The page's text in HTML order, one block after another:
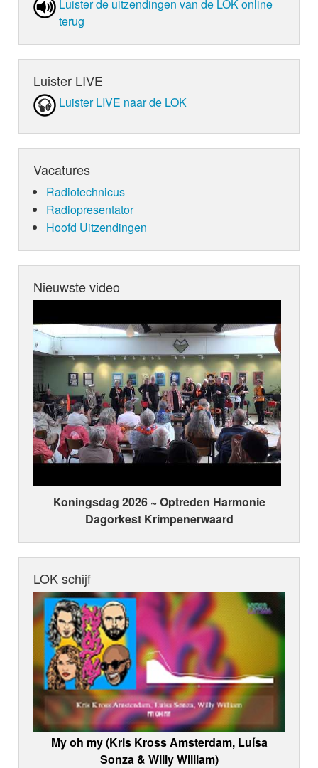
Luister de uit­zen­din­gen van de LOK online
terug
Luister LIVE
Luister LIVE naar de LOK
Vacatures
Radiotechnicus
Radiopresentator
Hoofd Uitzendingen
Nieuwste video
Koningsdag 2026 ~ Optreden Harmonie
Dagorkest Krimpenerwaard
LOK schijf
My oh my (Kris Kross Amsterdam, Luísa
Sonza & Willy William)